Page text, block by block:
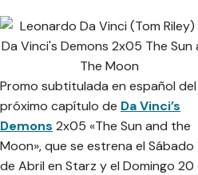
Promo subtitulada en español del
próximo capítulo de Da Vinci’s
Demons 2x05 «The Sun and the
Moon», que se estrena el Sábado
de Abril en Starz y el Domingo 20